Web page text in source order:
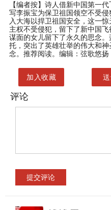
【编者按】 诗人借新中国第一
写李振宝为保卫祖国领空不受
入大海以捍卫祖国安全，这一
主权不受侵犯，留下了新中国
谋面的女儿留下了永久的思念
托，突出了英雄壮举的伟大和
念。推荐阅读。编辑：弦歌悠扬
加入收藏
评论